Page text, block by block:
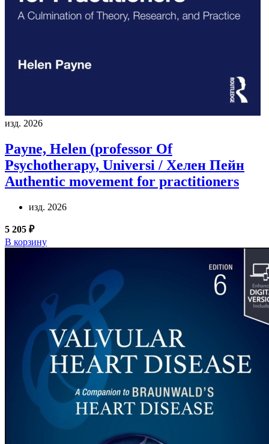
изд. 2026
Payne, Helen (professor Of
Psychotherapy, Universi / Хелен Пейн
Authentic movement for practitioners
изд. 2026
5 205 ₽
В корзину